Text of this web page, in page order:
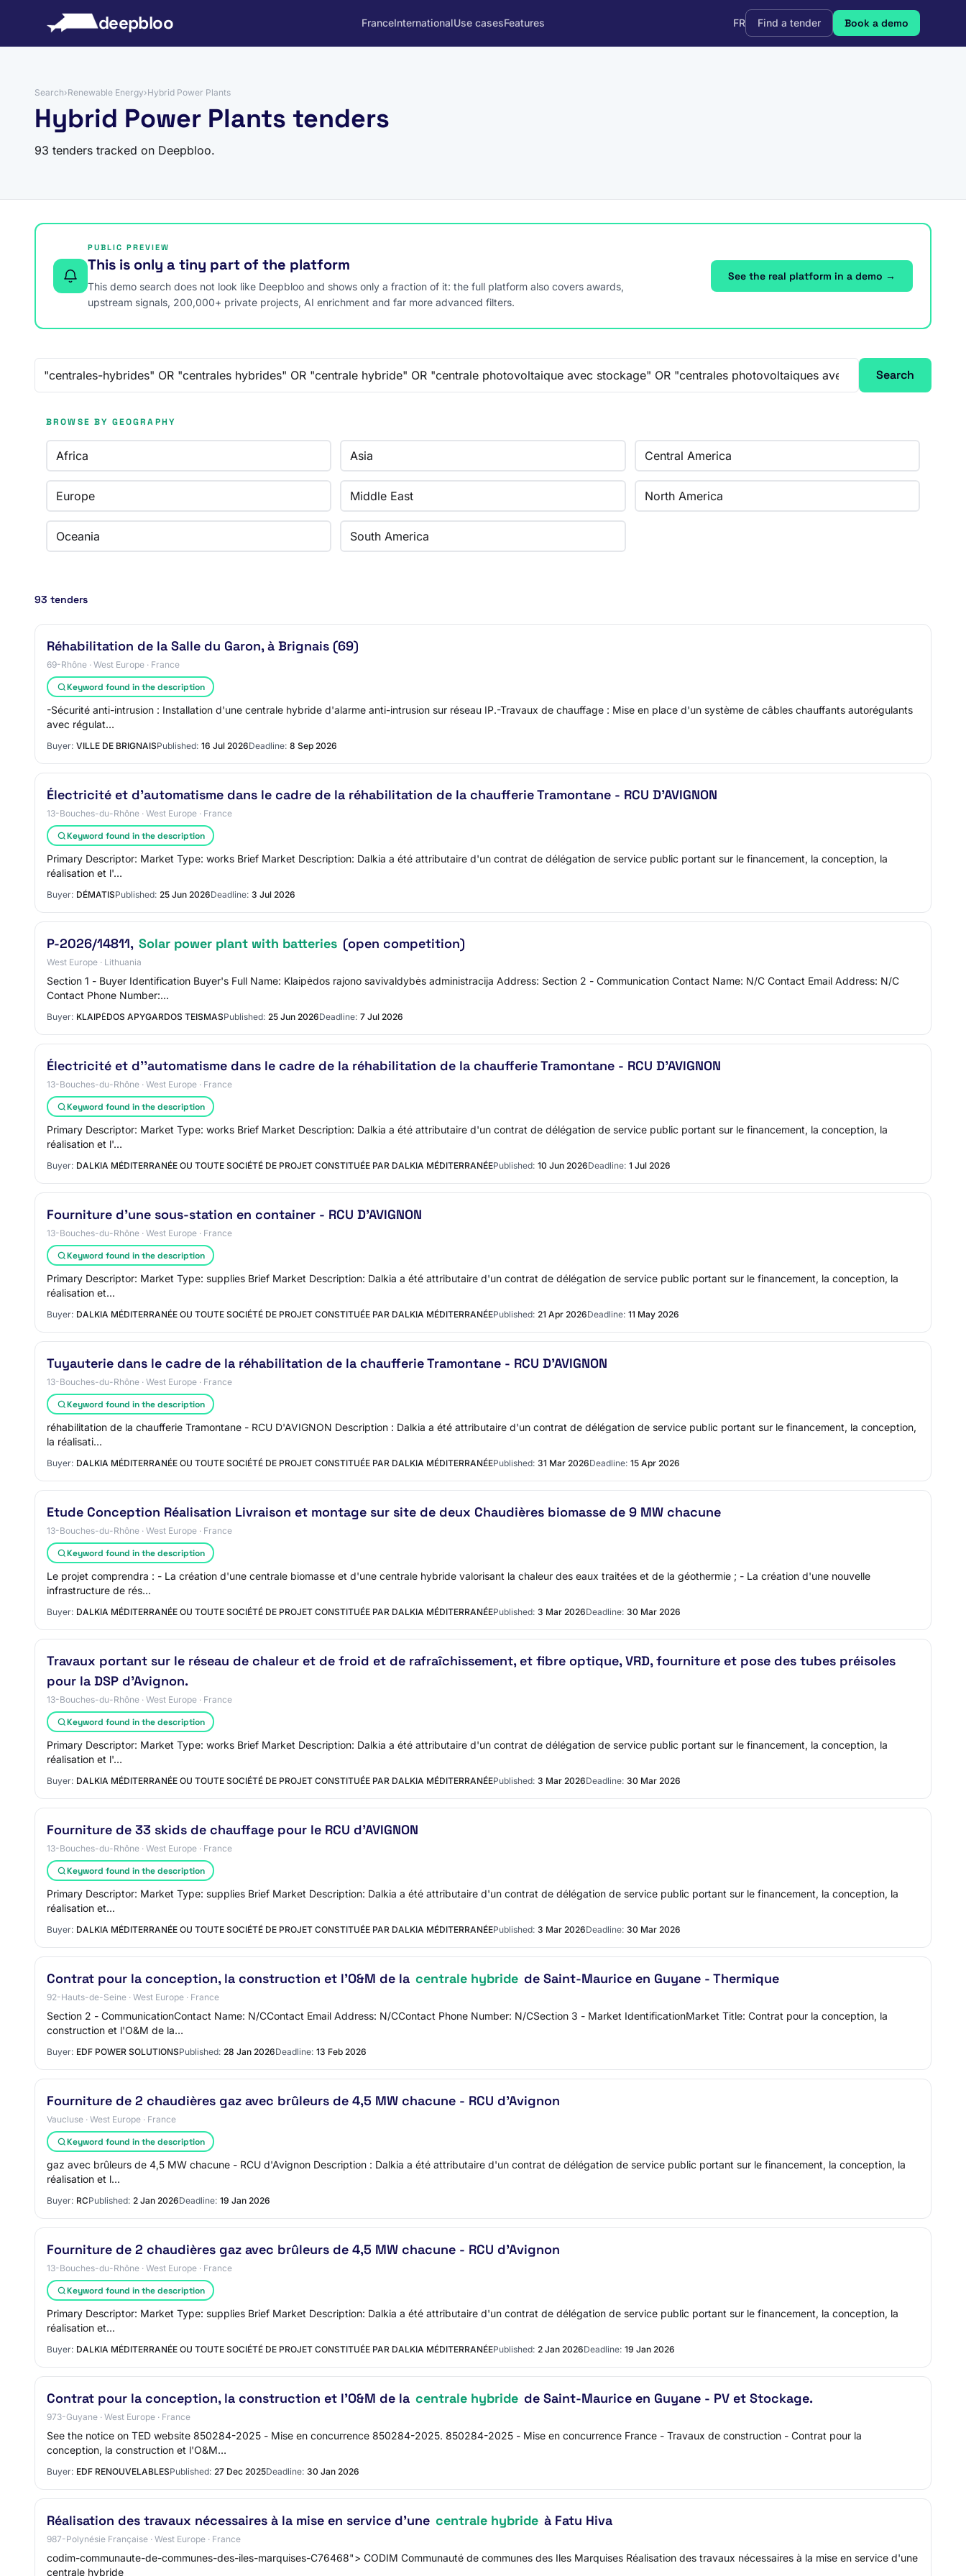
deepbloo FranceInternationalUse casesFeatures FR Find a tender Book a demo
Search›Renewable Energy›Hybrid Power Plants
Hybrid Power Plants tenders
93 tenders tracked on Deepbloo.
PUBLIC PREVIEW
This is only a tiny part of the platform
This demo search does not look like Deepbloo and shows only a fraction of it: the full platform also covers awards,
upstream signals, 200,000+ private projects, AI enrichment and far more advanced filters.
See the real platform in a demo →
Search
BROWSE BY GEOGRAPHY
Africa Asia Central America
Europe Middle East North America
Oceania South America
93 tenders
Réhabilitation de la Salle du Garon, à Brignais (69)
69-Rhône · West Europe · France
Keyword found in the description
-Sécurité anti-intrusion : Installation d'une centrale hybride d'alarme anti-intrusion sur réseau IP.-Travaux de chauffage : Mise en place d'un système de câbles chauffants autorégulants
avec régulat…
Buyer: VILLE DE BRIGNAISPublished: 16 Jul 2026Deadline: 8 Sep 2026
Électricité et d'automatisme dans le cadre de la réhabilitation de la chaufferie Tramontane - RCU D'AVIGNON
13-Bouches-du-Rhône · West Europe · France
Keyword found in the description
Primary Descriptor: Market Type: works Brief Market Description: Dalkia a été attributaire d'un contrat de délégation de service public portant sur le financement, la conception, la
réalisation et l'…
Buyer: DÉMATISPublished: 25 Jun 2026Deadline: 3 Jul 2026
P-2026/14811, Solar power plant with batteries (open competition)
West Europe · Lithuania
Section 1 - Buyer Identification Buyer's Full Name: Klaipėdos rajono savivaldybės administracija Address: Section 2 - Communication Contact Name: N/C Contact Email Address: N/C
Contact Phone Number:…
Buyer: KLAIPĖDOS APYGARDOS TEISMASPublished: 25 Jun 2026Deadline: 7 Jul 2026
Électricité et d''automatisme dans le cadre de la réhabilitation de la chaufferie Tramontane - RCU D'AVIGNON
13-Bouches-du-Rhône · West Europe · France
Keyword found in the description
Primary Descriptor: Market Type: works Brief Market Description: Dalkia a été attributaire d'un contrat de délégation de service public portant sur le financement, la conception, la
réalisation et l'…
Buyer: DALKIA MÉDITERRANÉE OU TOUTE SOCIÉTÉ DE PROJET CONSTITUÉE PAR DALKIA MÉDITERRANÉEPublished: 10 Jun 2026Deadline: 1 Jul 2026
Fourniture d'une sous-station en container - RCU D'AVIGNON
13-Bouches-du-Rhône · West Europe · France
Keyword found in the description
Primary Descriptor: Market Type: supplies Brief Market Description: Dalkia a été attributaire d'un contrat de délégation de service public portant sur le financement, la conception, la
réalisation et…
Buyer: DALKIA MÉDITERRANÉE OU TOUTE SOCIÉTÉ DE PROJET CONSTITUÉE PAR DALKIA MÉDITERRANÉEPublished: 21 Apr 2026Deadline: 11 May 2026
Tuyauterie dans le cadre de la réhabilitation de la chaufferie Tramontane - RCU D'AVIGNON
13-Bouches-du-Rhône · West Europe · France
Keyword found in the description
réhabilitation de la chaufferie Tramontane - RCU D'AVIGNON Description : Dalkia a été attributaire d'un contrat de délégation de service public portant sur le financement, la conception,
la réalisati…
Buyer: DALKIA MÉDITERRANÉE OU TOUTE SOCIÉTÉ DE PROJET CONSTITUÉE PAR DALKIA MÉDITERRANÉEPublished: 31 Mar 2026Deadline: 15 Apr 2026
Etude Conception Réalisation Livraison et montage sur site de deux Chaudières biomasse de 9 MW chacune
13-Bouches-du-Rhône · West Europe · France
Keyword found in the description
Le projet comprendra : - La création d'une centrale biomasse et d'une centrale hybride valorisant la chaleur des eaux traitées et de la géothermie ; - La création d'une nouvelle
infrastructure de rés…
Buyer: DALKIA MÉDITERRANÉE OU TOUTE SOCIÉTÉ DE PROJET CONSTITUÉE PAR DALKIA MÉDITERRANÉEPublished: 3 Mar 2026Deadline: 30 Mar 2026
Travaux portant sur le réseau de chaleur et de froid et de rafraîchissement, et fibre optique, VRD, fourniture et pose des tubes préisoles
pour la DSP d'Avignon.
13-Bouches-du-Rhône · West Europe · France
Keyword found in the description
Primary Descriptor: Market Type: works Brief Market Description: Dalkia a été attributaire d'un contrat de délégation de service public portant sur le financement, la conception, la
réalisation et l'…
Buyer: DALKIA MÉDITERRANÉE OU TOUTE SOCIÉTÉ DE PROJET CONSTITUÉE PAR DALKIA MÉDITERRANÉEPublished: 3 Mar 2026Deadline: 30 Mar 2026
Fourniture de 33 skids de chauffage pour le RCU d'AVIGNON
13-Bouches-du-Rhône · West Europe · France
Keyword found in the description
Primary Descriptor: Market Type: supplies Brief Market Description: Dalkia a été attributaire d'un contrat de délégation de service public portant sur le financement, la conception, la
réalisation et…
Buyer: DALKIA MÉDITERRANÉE OU TOUTE SOCIÉTÉ DE PROJET CONSTITUÉE PAR DALKIA MÉDITERRANÉEPublished: 3 Mar 2026Deadline: 30 Mar 2026
Contrat pour la conception, la construction et l'O&M de la centrale hybride de Saint-Maurice en Guyane - Thermique
92-Hauts-de-Seine · West Europe · France
Section 2 - CommunicationContact Name: N/CContact Email Address: N/CContact Phone Number: N/CSection 3 - Market IdentificationMarket Title: Contrat pour la conception, la
construction et l'O&M de la…
Buyer: EDF POWER SOLUTIONSPublished: 28 Jan 2026Deadline: 13 Feb 2026
Fourniture de 2 chaudières gaz avec brûleurs de 4,5 MW chacune - RCU d'Avignon
Vaucluse · West Europe · France
Keyword found in the description
gaz avec brûleurs de 4,5 MW chacune - RCU d'Avignon Description : Dalkia a été attributaire d'un contrat de délégation de service public portant sur le financement, la conception, la
réalisation et l…
Buyer: RCPublished: 2 Jan 2026Deadline: 19 Jan 2026
Fourniture de 2 chaudières gaz avec brûleurs de 4,5 MW chacune - RCU d'Avignon
13-Bouches-du-Rhône · West Europe · France
Keyword found in the description
Primary Descriptor: Market Type: supplies Brief Market Description: Dalkia a été attributaire d'un contrat de délégation de service public portant sur le financement, la conception, la
réalisation et…
Buyer: DALKIA MÉDITERRANÉE OU TOUTE SOCIÉTÉ DE PROJET CONSTITUÉE PAR DALKIA MÉDITERRANÉEPublished: 2 Jan 2026Deadline: 19 Jan 2026
Contrat pour la conception, la construction et l'O&M de la centrale hybride de Saint-Maurice en Guyane - PV et Stockage.
973-Guyane · West Europe · France
See the notice on TED website 850284-2025 - Mise en concurrence 850284-2025. 850284-2025 - Mise en concurrence France - Travaux de construction - Contrat pour la
conception, la construction et l'O&M…
Buyer: EDF RENOUVELABLESPublished: 27 Dec 2025Deadline: 30 Jan 2026
Réalisation des travaux nécessaires à la mise en service d'une centrale hybride à Fatu Hiva
987-Polynésie Française · West Europe · France
codim-communaute-de-communes-des-iles-marquises-C76468"> CODIM Communauté de communes des Iles Marquises Réalisation des travaux nécessaires à la mise en service d'une
centrale hybride